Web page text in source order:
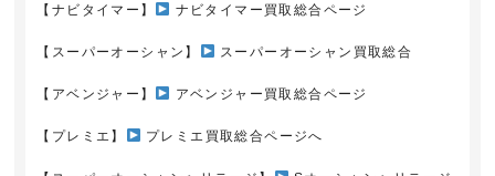
【ナビタイマー】 ナビタイマー買取総合ページ
【スーパーオーシャン】 スーパーオーシャン買取総合
【アベンジャー】 アベンジャー買取総合ページ
【プレミエ】 プレミエ買取総合ページへ